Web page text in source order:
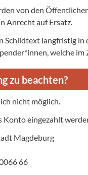
von den
Anrecht auf Ersatz.
Schildtext langfristig in
welche
zu beachten?
nicht möglich.
Konto eingezahlt
Magdeburg
66